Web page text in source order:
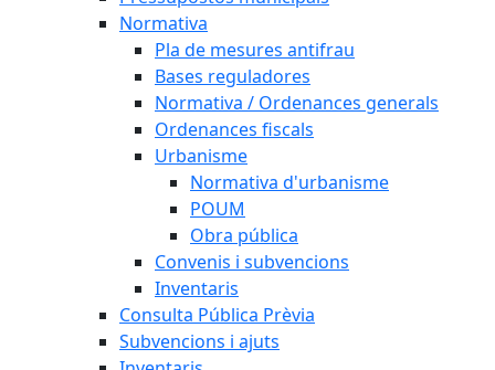
Normativa
Pla de mesures antifrau
Bases reguladores
Normativa / Ordenances generals
Ordenances fiscals
Urbanisme
Normativa d'urbanisme
POUM
Obra pública
Convenis i subvencions
Inventaris
Consulta Pública Prèvia
Subvencions i ajuts